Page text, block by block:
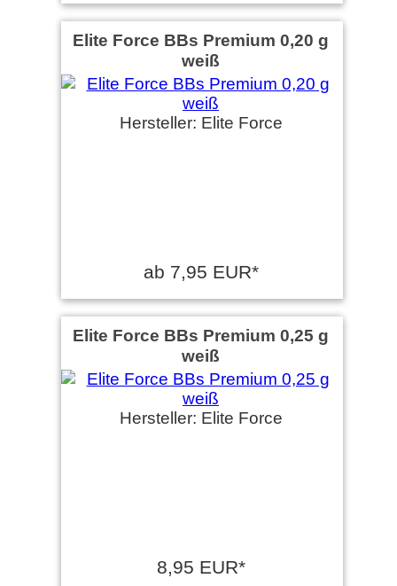
Elite Force BBs Premium 0,20 g
weiß
Hersteller: Elite Force
ab 7,95 EUR*
Elite Force BBs Premium 0,25 g
weiß
Hersteller: Elite Force
8,95 EUR*